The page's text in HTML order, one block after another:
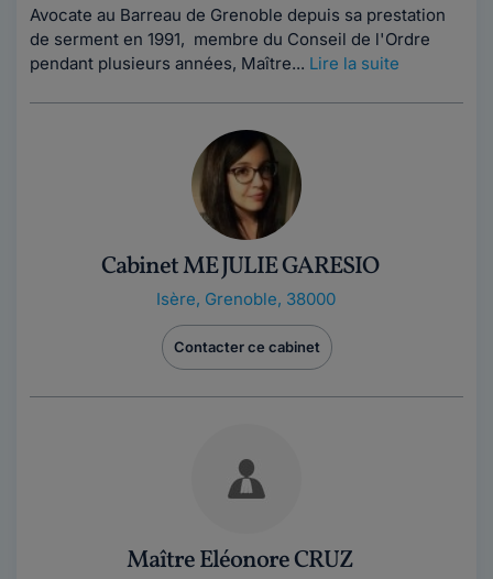
Avocate au Barreau de Grenoble depuis sa prestation
de serment en 1991, membre du Conseil de l'Ordre
pendant plusieurs années, Maître... Lire la suite
Cabinet ME JULIE GARESIO
Isère, Grenoble, 38000
Contacter ce cabinet
Maître Eléonore CRUZ